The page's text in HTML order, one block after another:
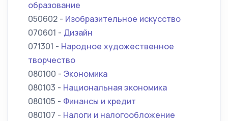
образование
050602 - Изобразительное искусство
070601 - Дизайн
071301 - Народное художественное
творчество
080100 - Экономика
080103 - Национальная экономика
080105 - Финансы и кредит
080107 - Налоги и налогообложение